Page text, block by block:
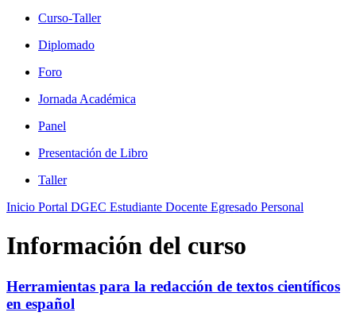
Curso-Taller
Diplomado
Foro
Jornada Académica
Panel
Presentación de Libro
Taller
Inicio Portal DGEC Estudiante Docente Egresado Personal
Información del curso
Herramientas para la redacción de textos científicos
en español